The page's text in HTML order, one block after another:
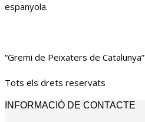
espanyola.
“Gremi de Peixaters de Catalunya”
Tots els drets reservats
INFORMACIÓ DE CONTACTE